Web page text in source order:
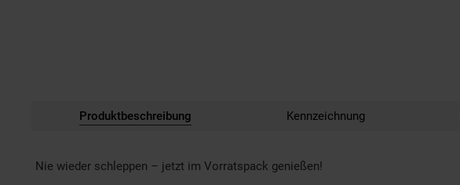
Produktbeschreibung Kennzeichnung
Nie wieder schleppen – jetzt im Vorratspack genießen!